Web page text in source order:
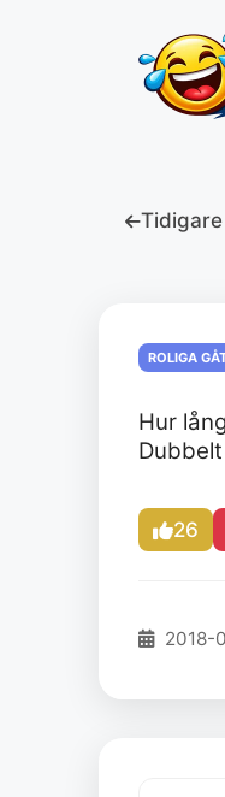
Tidigare
ROLIGA
Hur
26
2018-